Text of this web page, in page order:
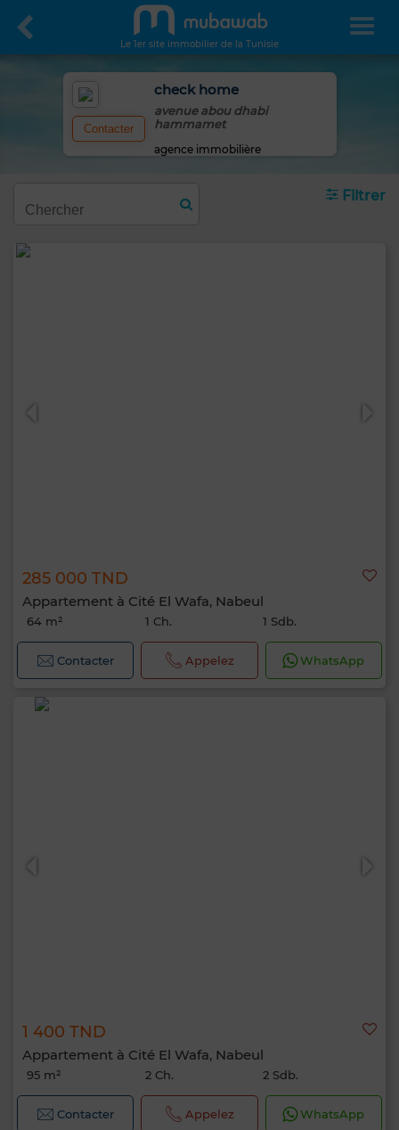
Le 1er site immobilier de la Tunisie
Contacter
check home
avenue abou dhabi
hammamet
agence immobilière
Filtrer
285 000 TND
Appartement à Cité El Wafa, Nabeul
64 m² 1 Ch. 1 Sdb.
Contacter Appelez WhatsApp
1 400 TND
Appartement à Cité El Wafa, Nabeul
95 m² 2 Ch. 2 Sdb.
Contacter Appelez WhatsApp